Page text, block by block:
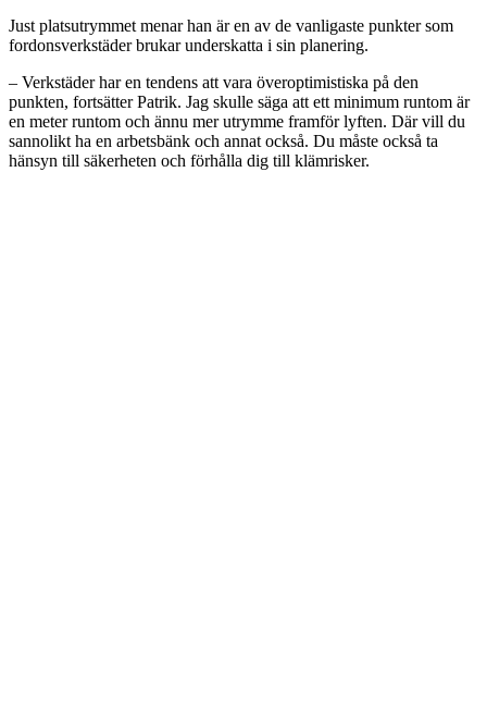
Just platsutrymmet menar han är en av de vanligaste punkter som
fordonsverkstäder brukar underskatta i sin planering.
– Verkstäder har en tendens att vara överoptimistiska på den
punkten, fortsätter Patrik. Jag skulle säga att ett minimum runtom är
en meter runtom och ännu mer utrymme framför lyften. Där vill du
sannolikt ha en arbetsbänk och annat också. Du måste också ta
hänsyn till säkerheten och förhålla dig till klämrisker.